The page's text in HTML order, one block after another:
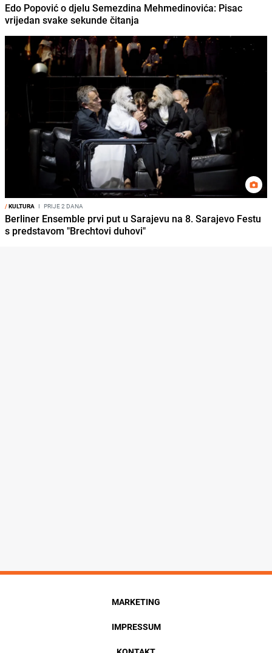
Edo Popović o djelu Semezdina Mehmedinovića: Pisac
vrijedan svake sekunde čitanja
/KULTURA I PRIJE 2 DANA
Berliner Ensemble prvi put u Sarajevu na 8. Sarajevo Festu
s predstavom "Brechtovi duhovi"
MARKETING
IMPRESSUM